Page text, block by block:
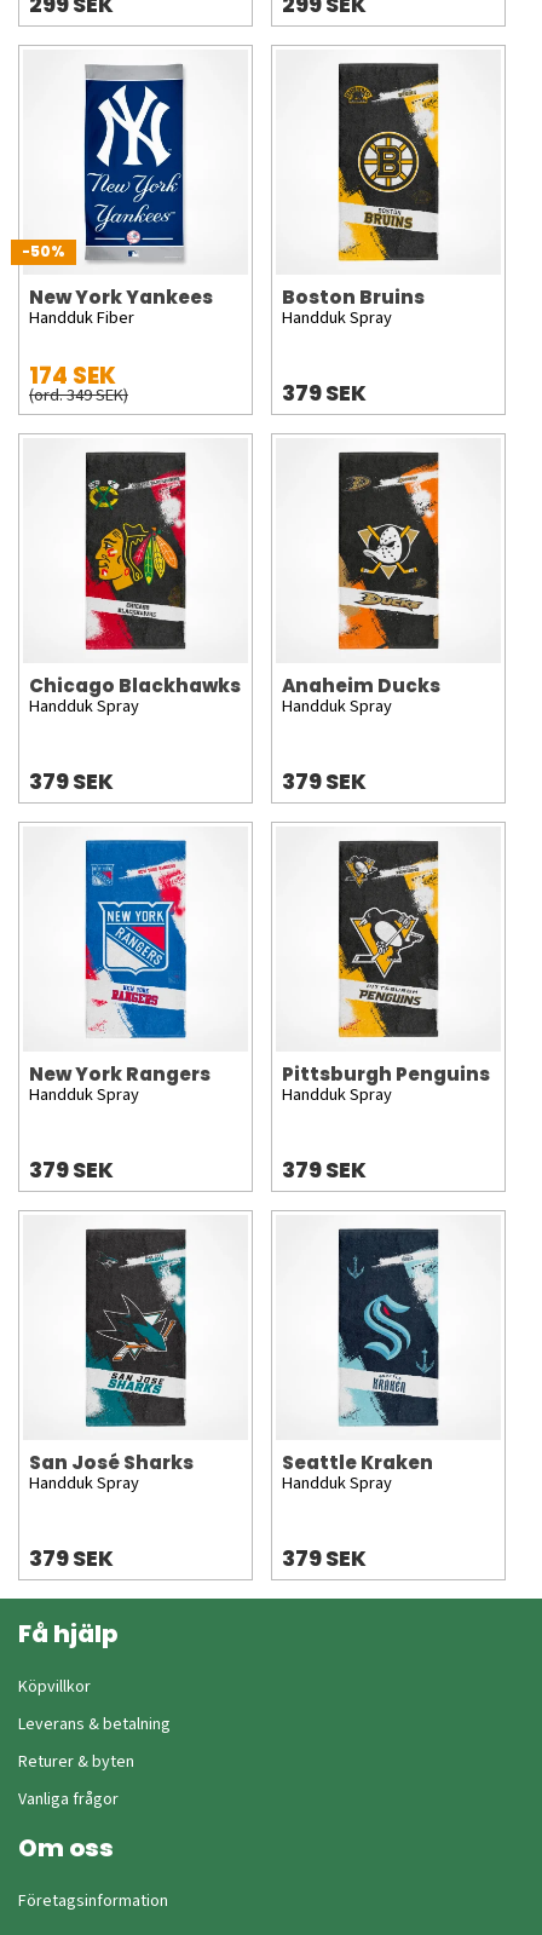
-50%
New York Yankees
Handduk Fiber
174 SEK
(ord. 349 SEK)
Boston Bruins
Handduk Spray
379 SEK
Chicago Blackhawks
Handduk Spray
379 SEK
Anaheim Ducks
Handduk Spray
379 SEK
New York Rangers
Handduk Spray
379 SEK
Pittsburgh Penguins
Handduk Spray
379 SEK
San José Sharks
Handduk Spray
379 SEK
Seattle Kraken
Handduk Spray
379 SEK
Få hjälp
Köpvillkor
Leverans & betalning
Returer & byten
Vanliga frågor
Om oss
Företagsinformation